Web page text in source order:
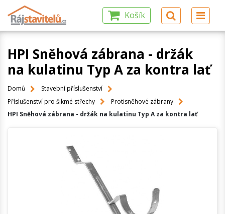
Košík
HPI Sněhová zábrana - držák
na kulatinu Typ A za kontra lať
Domů
Stavební příslušenství
Příslušenství pro šikmé střechy
Protisněhové zábrany
HPI Sněhová zábrana - držák na kulatinu Typ A za kontra lať